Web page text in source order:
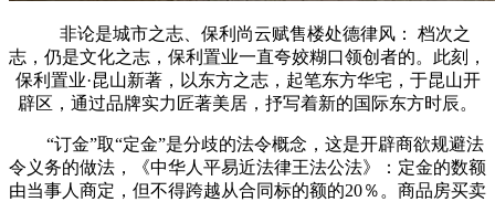
非论是城市之志、保利尚云赋售楼处德律风： 档次之
志，仍是文化之志，保利置业一直夸姣糊口领创者的。此刻，
保利置业·昆山新著，以东方之志，起笔东方华宅，于昆山开
辟区，通过品牌实力匠著美居，抒写着新的国际东方时辰。
“订金”取“定金”是分歧的法令概念，这是开辟商欲规避法
令义务的做法，《中华人平易近法律王法公法》：定金的数额
由当事人商定，但不得跨越从合同标的额的20％。商品房买卖